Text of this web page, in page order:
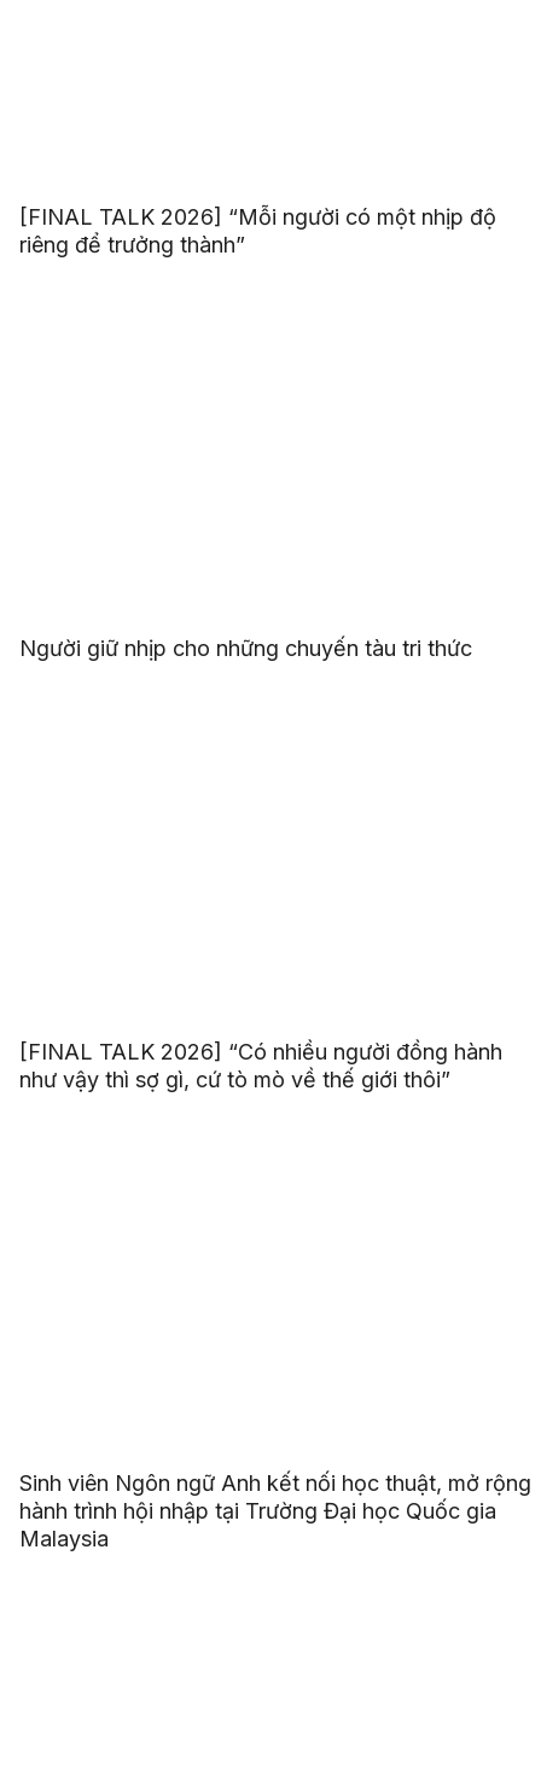
[FINAL TALK 2026] “Mỗi người có một nhịp độ
riêng để trưởng thành”
Người giữ nhịp cho những chuyến tàu tri thức
[FINAL TALK 2026] “Có nhiều người đồng hành
như vậy thì sợ gì, cứ tò mò về thế giới thôi”
Sinh viên Ngôn ngữ Anh kết nối học thuật, mở rộng
hành trình hội nhập tại Trường Đại học Quốc gia
Malaysia